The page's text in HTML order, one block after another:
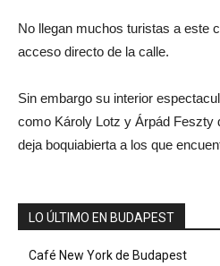
No llegan muchos turistas a este
acceso directo de la calle.
Sin embargo su interior
como Károly Lotz y Árpád Feszty
deja boquiabierta a los que
LO ÚLTIMO EN BUDAPEST
Café New York de Budapest